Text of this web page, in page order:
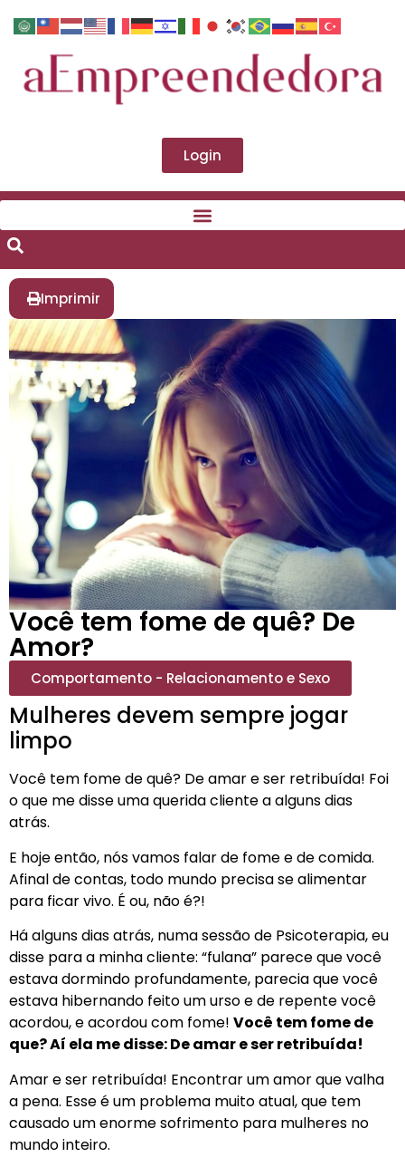
Login
Imprimir
Você tem fome de quê? De
Amor?
Comportamento - Relacionamento e Sexo
Mulheres devem sempre jogar
limpo
Você tem fome de quê? De amar e ser retribuída! Foi
o que me disse uma querida cliente a alguns dias
atrás.
E hoje então, nós vamos falar de fome e de comida.
Afinal de contas, todo mundo precisa se alimentar
para ficar vivo. É ou, não é?!
Há alguns dias atrás, numa sessão de Psicoterapia, eu
disse para a minha cliente: “fulana” parece que você
estava dormindo profundamente, parecia que você
estava hibernando feito um urso e de repente você
acordou, e acordou com fome! Você tem fome de
que? Aí ela me disse: De amar e ser retribuída!
Amar e ser retribuída! Encontrar um amor que valha
a pena. Esse é um problema muito atual, que tem
causado um enorme sofrimento para mulheres no
mundo inteiro.